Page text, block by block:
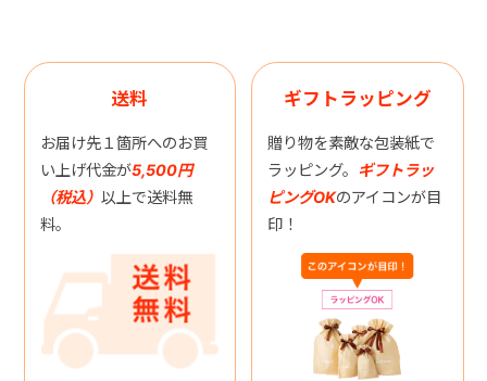
送料
お届け先１箇所へのお買
い上げ代金が5,500円
（税込） 以上で送料無
料。
ギフトラッピング
贈り物を素敵な包装紙で
ラッピング。 ギフトラッ
ピングOKのアイコンが目
印！